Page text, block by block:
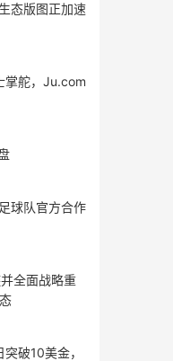
态版图正加速
掌舵，Ju.com
球队官方合作
全面战略重
破10美金，